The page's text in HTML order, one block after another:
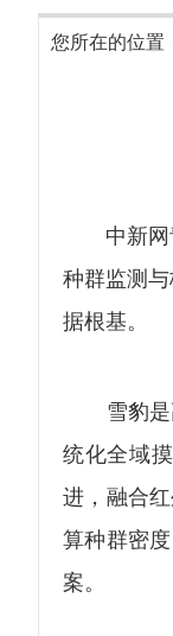
您所在的位置
中新网青
种群监测
据根基。
雪豹是高
统化全域
进，融合
算种群密
案。